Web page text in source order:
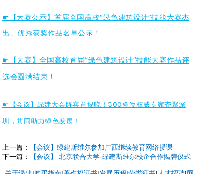
☛【大赛公示】首届全国高校“绿色建筑设计”技能大赛杰
出、优秀获奖作品名单公示！
☛【大赛】全国高校首届“绿色建筑设计”技能大赛作品评
选会圆满结束！
☛【会议】绿建大会阵容首揭晓！500多位权威专家齐聚深
圳，共同助力绿色发展！
上一篇：
【会议】绿建斯维尔参加广西继续教育网络授课
下一篇：
【会议】 北京联合大学-绿建斯维尔校企合作揭牌仪式